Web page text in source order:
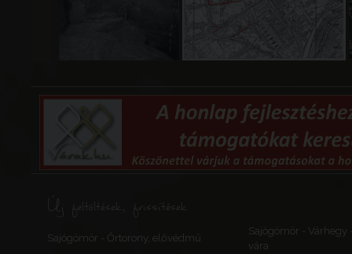
Új feltöltések, frissítések
Sajógömör - Őrtorony, elővédmű
Sajógömör - Várhegy
vára